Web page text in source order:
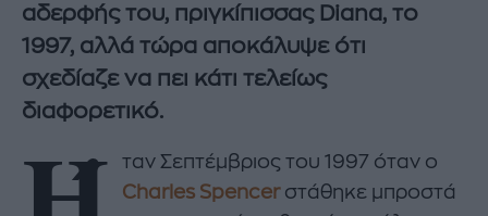
αδερφής του, πριγκίπισσας Diana, το
1997, αλλά τώρα αποκάλυψε ότι
σχεδίαζε να πει κάτι τελείως
διαφορετικό.
ταν Σεπτέμβριος του 1997 όταν ο
Charles Spencerστάθηκε μπροστά